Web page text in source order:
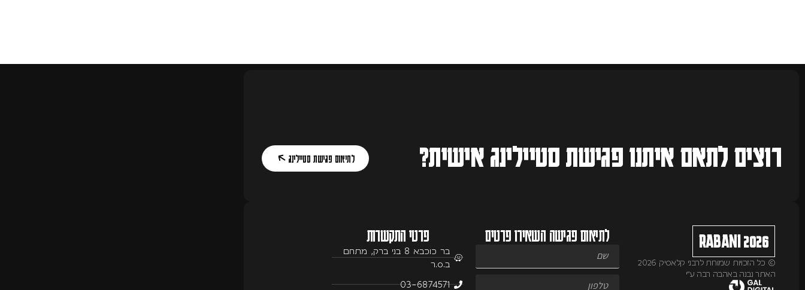
רוצים לתאם איתנו פגישת סטיילינג אישית? לתיאום פגישת סטיילינג
RABANI 2026
© כל הזכויות שמורות לרבני קלאסיק 2026
האתר נבנה באהבה רבה ע״י
פרטי התקשרות
בר כוכבא 8 בני ברק, מתחם
ב.ס.ר
03-6874571
לתיאום פגישה השאירו פרטים